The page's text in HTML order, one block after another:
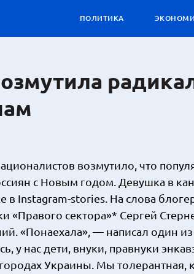
ПОЛИТИКА
возмутило, что
с Новым годом. Девушка в
в Instagram-stories. На слова
«Правого сектора»* Сергей
«Понаехала», — написал один
у нас дети, внуки, правнуки
Украины. Мы